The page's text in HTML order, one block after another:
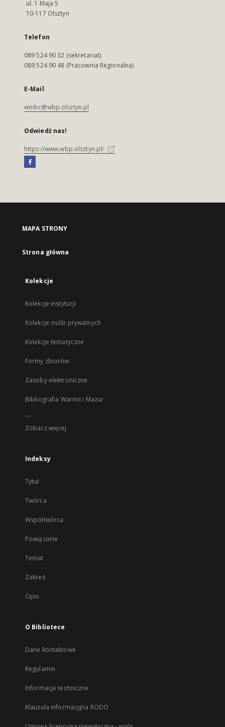
ul. 1 Maja 5
10-117 Olsztyn
Telefon
089 524 90 32 (sekretariat)
089 524 90 48 (Pracownia Regionalna)
E-Mail
wmbc@wbp.olsztyn.pl
Odwiedź nas!
https://www.wbp.olsztyn.pl/
MAPA STRONY
Strona główna
Kolekcje
Kolekcje instytucji
Kolekcje osób prywatnych
Kolekcje tematyczne
Formy zbiorów
Zasoby elektroniczne
Bibliografia Warmii i Mazur
...
Zobacz więcej
Indeksy
Tytuł
Twórca
Współtwórca
Powiązanie
Temat
Zakres
Opis
O Bibliotece
Dane kontaktowe
Regulamin
Informacje techniczne
Klauzula informacyjna RODO